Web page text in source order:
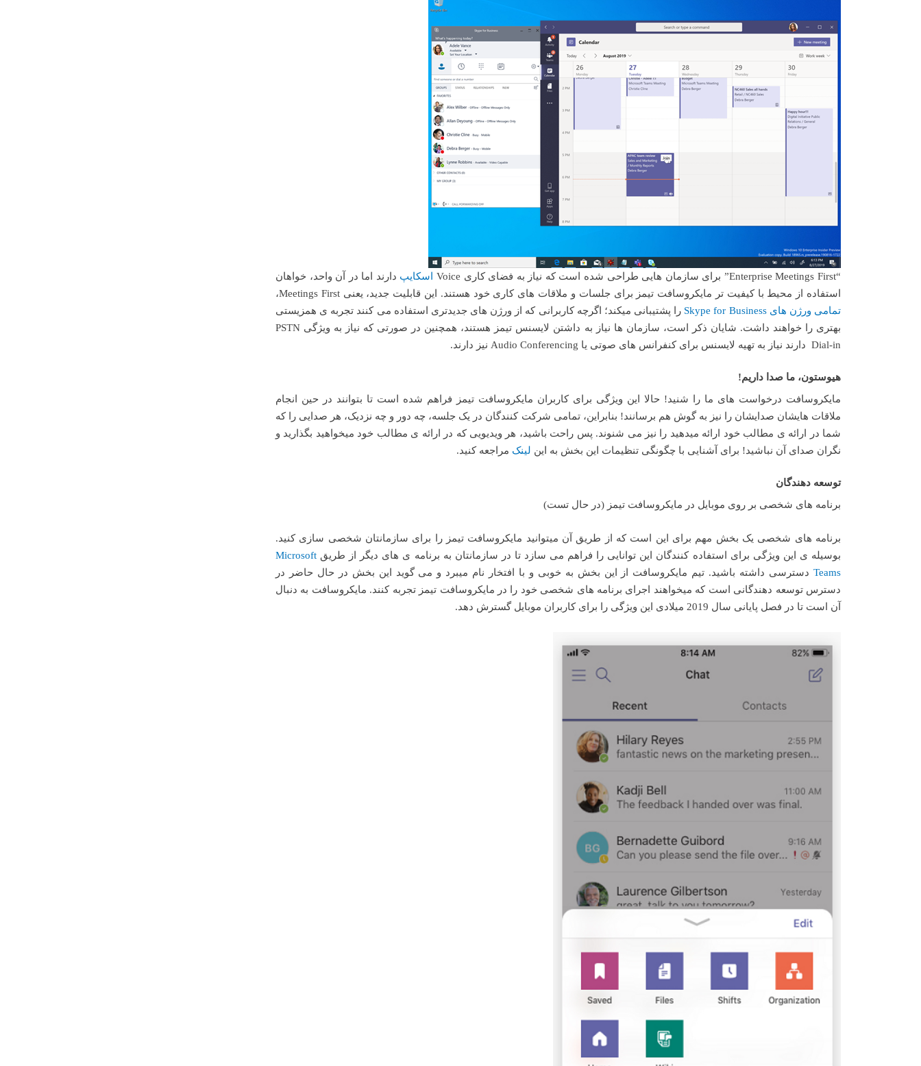
“Enterprise Meetings First” برای سازمان هایی طراحی شده است که نیاز به فضای کاری Voice اسکایپ دارند اما در آن واحد، خواهان
استفاده از محیط با کیفیت تر مایکروسافت تیمز برای جلسات و ملاقات های کاری خود هستند. این قابلیت جدید، یعنی Meetings First،
تمامی ورژن های Skype for Business
را پشتیبانی میکند؛ اگرچه کاربرانی که از ورژن های جدیدتری استفاده می کنند تجربه ی همزیستی
بهتری را خواهند داشت. شایان ذکر است، سازمان ها نیاز به داشتن لایسنس تیمز هستند، همچنین در صورتی که نیاز به ویژگی PSTN
Dial-in دارند نیاز به تهیه لایسنس برای کنفرانس های صوتی یا Audio Conferencing نیز دارند.
هیوستون، ما صدا داریم!
مایکروسافت درخواست های ما را شنید! حالا این ویژگی برای کاربران مایکروسافت تیمز فراهم شده است تا بتوانند در حین انجام
ملاقات هایشان صدایشان را نیز به گوش هم برسانند! بنابراین، تمامی شرکت کنندگان در یک جلسه، چه دور و چه نزدیک، هر صدایی را که
شما در ارائه ی مطالب خود ارائه میدهید را نیز می شنوند. پس راحت باشید، هر ویدیویی که در ارائه ی مطالب خود میخواهید بگذارید و
نگران صدای آن نباشید! برای آشنایی با چگونگی تنظیمات این بخش به این لینک مراجعه کنید.
توسعه دهندگان
برنامه های شخصی بر روی موبایل در مایکروسافت تیمز (در حال تست)
برنامه های شخصی یک بخش مهم برای این است که از طریق آن میتوانید مایکروسافت تیمز را برای سازمانتان شخصی سازی کنید.
بوسیله ی این ویژگی برای استفاده کنندگان این توانایی را فراهم می سازد تا در سازمانتان به برنامه ی های دیگر از طریق Microsoft
Teams دسترسی داشته باشید. تیم مایکروسافت از این بخش به خوبی و با افتخار نام میبرد و می گوید این بخش در حال حاضر در
دسترس توسعه دهندگانی است که میخواهند اجرای برنامه های شخصی خود را در مایکروسافت تیمز تجربه کنند. مایکروسافت به دنبال
آن است تا در فصل پایانی سال 2019 میلادی این ویژگی را برای کاربران موبایل گسترش دهد.